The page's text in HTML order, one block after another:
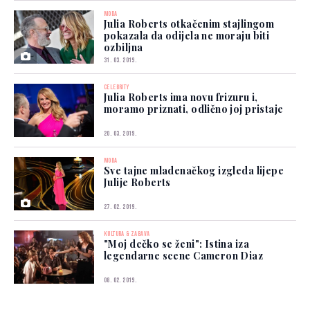
MODA
Julia Roberts otkačenim stajlingom
pokazala da odijela ne moraju biti
ozbiljna
31. 03. 2019.
CELEBRITY
Julia Roberts ima novu frizuru i,
moramo priznati, odlično joj pristaje
20. 03. 2019.
MODA
Sve tajne mladenačkog izgleda lijepe
Julije Roberts
27. 02. 2019.
KULTURA & ZABAVA
"Moj dečko se ženi": Istina iza
legendarne scene Cameron Diaz
08. 02. 2019.